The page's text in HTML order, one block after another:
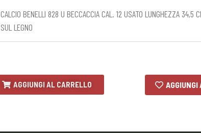
CALCIO BENELLI 828 U BECCACCIA CAL. 12 USATO LUNGHEZZA 34,5
SUL LEGNO
AGGIUNGI AL CARRELLO